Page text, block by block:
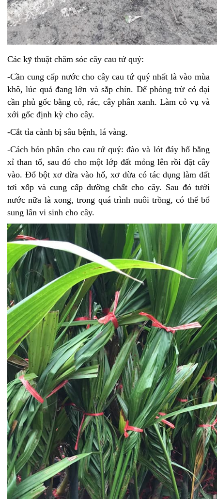
Các kỹ thuật chăm sóc cây cau tứ quý:
-Cần cung cấp nước cho cây cau tứ quý nhất là vào mùa
khô, lúc quả đang lớn và sắp chín. Để phòng trừ cỏ dại
cần phủ gốc bằng cỏ, rác, cây phân xanh. Làm cỏ vụ và
xới gốc định kỳ cho cây.
-Cắt tỉa cành bị sâu bệnh, lá vàng.
-Cách bón phân cho cau tứ quý: đào và lót đáy hố bằng
xỉ than tổ, sau đó cho một lớp đất mỏng lên rồi đặt cây
vào. Đổ bột xơ dừa vào hố, xơ dừa có tác dụng làm đất
tơi xốp và cung cấp dưỡng chất cho cây. Sau đó tưới
nước nữa là xong, trong quá trình nuôi trồng, có thể bổ
sung lân vi sinh cho cây.